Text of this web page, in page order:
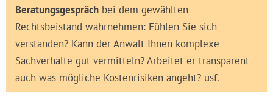
Beratungsgespräch bei dem gewählten
Rechtsbeistand wahrnehmen: Fühlen Sie sich
verstanden? Kann der Anwalt Ihnen komplexe
Sachverhalte gut vermitteln? Arbeitet er transparent
auch was mögliche Kostenrisiken angeht? usf.